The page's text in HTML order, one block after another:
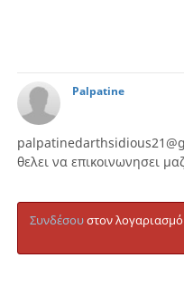
Palpatine
θελει να επικοινωνησει
Συνδέσουστον